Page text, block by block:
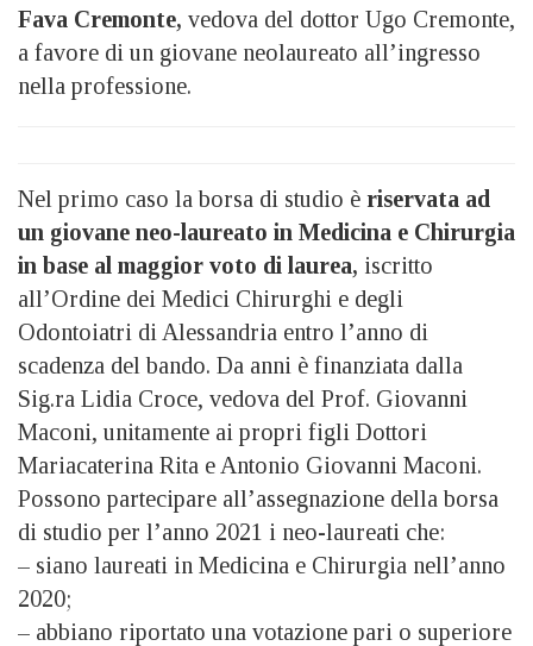
Fava Cremonte, vedova del dottor Ugo Cremonte,
a favore di un giovane neolaureato all’ingresso
nella professione.
Nel primo caso la borsa di studio è riservata ad
un giovane neo-laureato in Medicina e Chirurgia
in base al maggior voto di laurea, iscritto
all’Ordine dei Medici Chirurghi e degli
Odontoiatri di Alessandria entro l’anno di
scadenza del bando. Da anni è finanziata dalla
Sig.ra Lidia Croce, vedova del Prof. Giovanni
Maconi, unitamente ai propri figli Dottori
Mariacaterina Rita e Antonio Giovanni Maconi.
Possono partecipare all’assegnazione della borsa
di studio per l’anno 2021 i neo-laureati che:
– siano laureati in Medicina e Chirurgia nell’anno
2020;
– abbiano riportato una votazione pari o superiore